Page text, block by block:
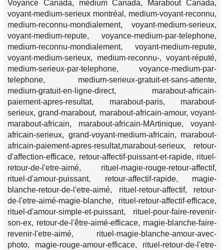
Voyance Canada, médium Canada, Marabout Canada,
voyant-medium-serieux montréal, medium-voyant-reconnu,
medium-reconnu-mondialement, voyant-medium-serieux,
voyant-medium-repute, voyance-medium-par-telephone,
medium-reconnu-mondialement, voyant-medium-repute,
voyant-medium-serieux, medium-reconnu-, voyant-réputé,
medium-serieux-par-telephone, voyance-medium-par-
telephone, medium-serieux-gratuit-et-sans-attente,
medium-gratuit-en-ligne-direct, marabout-africain-
paiement-apres-resultat, marabout-paris, marabout-
serieux, grand-marabout, marabout-africain-amour, voyant-
marabout-africain, marabout-africain-MArtinique, voyant-
africain-serieux, grand-voyant-medium-africain, marabout-
africain-paiement-apres-resultat,marabout-serieux, retour-
d'affection-efficace, retour-affectif-puissant-et-rapide, rituel-
retour-de-l'etre-aimé, rituel-magie-rouge-retour-affectif,
rituel-d'amour-puissant, retour-affectif-rapide, magie-
blanche-retour-de-l'etre-aimé, rituel-retour-affectif, retour-
de-l'etre-aimé-magie-blanche, rituel-retour-affectif-efficace,
rituel-d'amour-simple-et-puissant, rituel-pour-faire-revenir-
son-ex, retour-de-l'être-aimé-efficace, magie-blanche-faire-
revenir-l'etre-aimé, rituel-magie-blanche-amour-avec-
photo, magie-rouge-amour-efficace, rituel-retour-de-l'etre-